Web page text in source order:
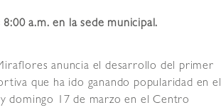
a.m. en la sede municipal.
anuncia el desarrollo del primer
que ha ido ganando popularidad en el
domingo 17 de marzo en el Centro